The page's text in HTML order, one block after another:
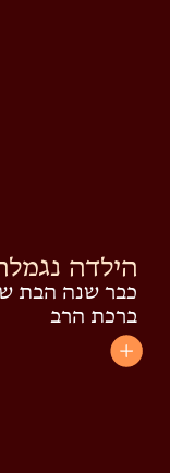
הילדה
כבר שנה הבת
ברכת הרב